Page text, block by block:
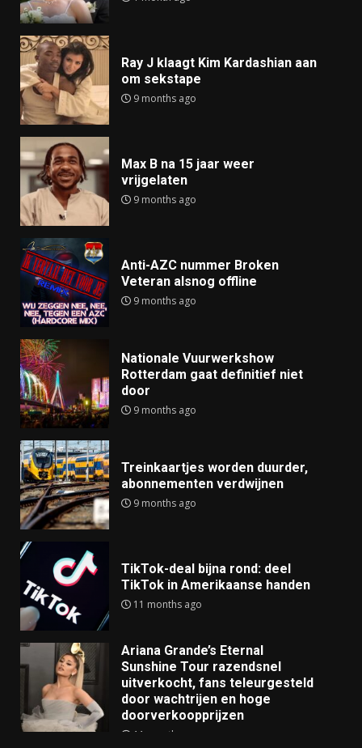
Ray J klaagt Kim Kardashian aan
om sekstape
9 months ago
Max B na 15 jaar weer
vrijgelaten
9 months ago
Anti-AZC nummer Broken
Veteran alsnog offline
9 months ago
Nationale Vuurwerkshow
Rotterdam gaat definitief niet
door
9 months ago
Treinkaartjes worden duurder,
abonnementen verdwijnen
9 months ago
TikTok-deal bijna rond: deel
TikTok in Amerikaanse handen
11 months ago
Ariana Grande’s Eternal
Sunshine Tour razendsnel
uitverkocht, fans teleurgesteld
door wachtrijen en hoge
doorverkoopprijzen
11 months ago